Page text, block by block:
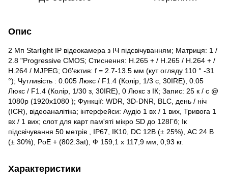
Опис
2 Mп Starlight IP відеокамера з ІЧ підсвічуванням; Матриця: 1 /
2.8 "Progressive CMOS; Стиснення: H.265 + / H.265 / H.264 + /
H.264 / MJPEG; Об'єктив: f = 2.7-13.5 мм (кут огляду 110 ° -31
°); Чутливість : 0.005 Люкс / F1.4 (Колір, 1/3 с, 30IRE), 0.05
Люкс / F1.4 (Колір, 1/30 з, 30IRE), 0 Люкс з ІК; Запис: 25 к / с @
1080p (1920x1080 ); Функції: WDR, 3D-DNR, BLC, день / ніч
(ICR), відеоаналітіка; інтерфейси: Аудіо 1 вх / 1 вих, Тривога 1
вх / 1 вих; слот для карт пам'яті мікро SD до 128Гб; Ік
підсвічування 50 метрів , IP67, IK10, DC 12В (± 25%), AC 24 B
(± 30%), PoE + (802.3at), Ф 159,1 х 117,9 мм, 0,93 кг.
Характеристики